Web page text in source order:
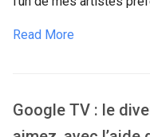
Read More
Google TV : le